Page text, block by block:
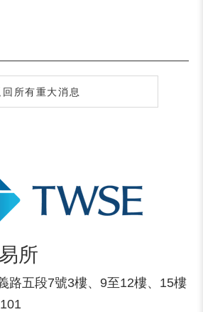
回所有重大消息
所
路五段7號3樓、9至12樓、15樓